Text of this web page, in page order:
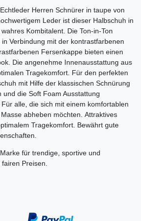
Herren Schnürer in taupe von
Leder ist dieser Halbschuh in
Kombitalent. Die Ton-in-Ton
Verbindung mit der kontrastfarbenen
Fersenkappe bieten einen
Die angenehme Innenausstattung aus
Tragekomfort. Für den perfekten
mit Hilfe der klassischen Schnürung
die Soft Foam Ausstattung
alle, die sich mit einem komfortablen
abheben möchten. Attraktives
Tragekomfort. Bewährt gute
für trendige, sportive und
Preisen.